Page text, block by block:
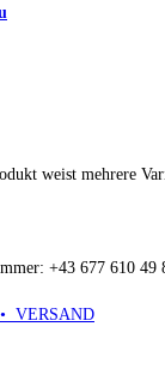
weist mehrere
+43 677 610
VERSAND